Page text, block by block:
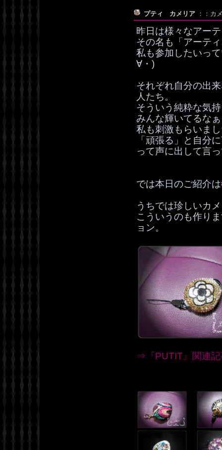
プティ カメリア ：：カ
昨日は様々なアー
その名も「アーテ
私も参加したいっ
∀・)
それぞれ自分の出
人たち。
そういう純粋な気
みんな輝いてるな
私も刺激もらいま
「頑張る」と自分
って声に出して言
では本日のご紹介は
うちでは珍しいカ
こういうのも作り
ョン。
⇒『PUTIT』関連記